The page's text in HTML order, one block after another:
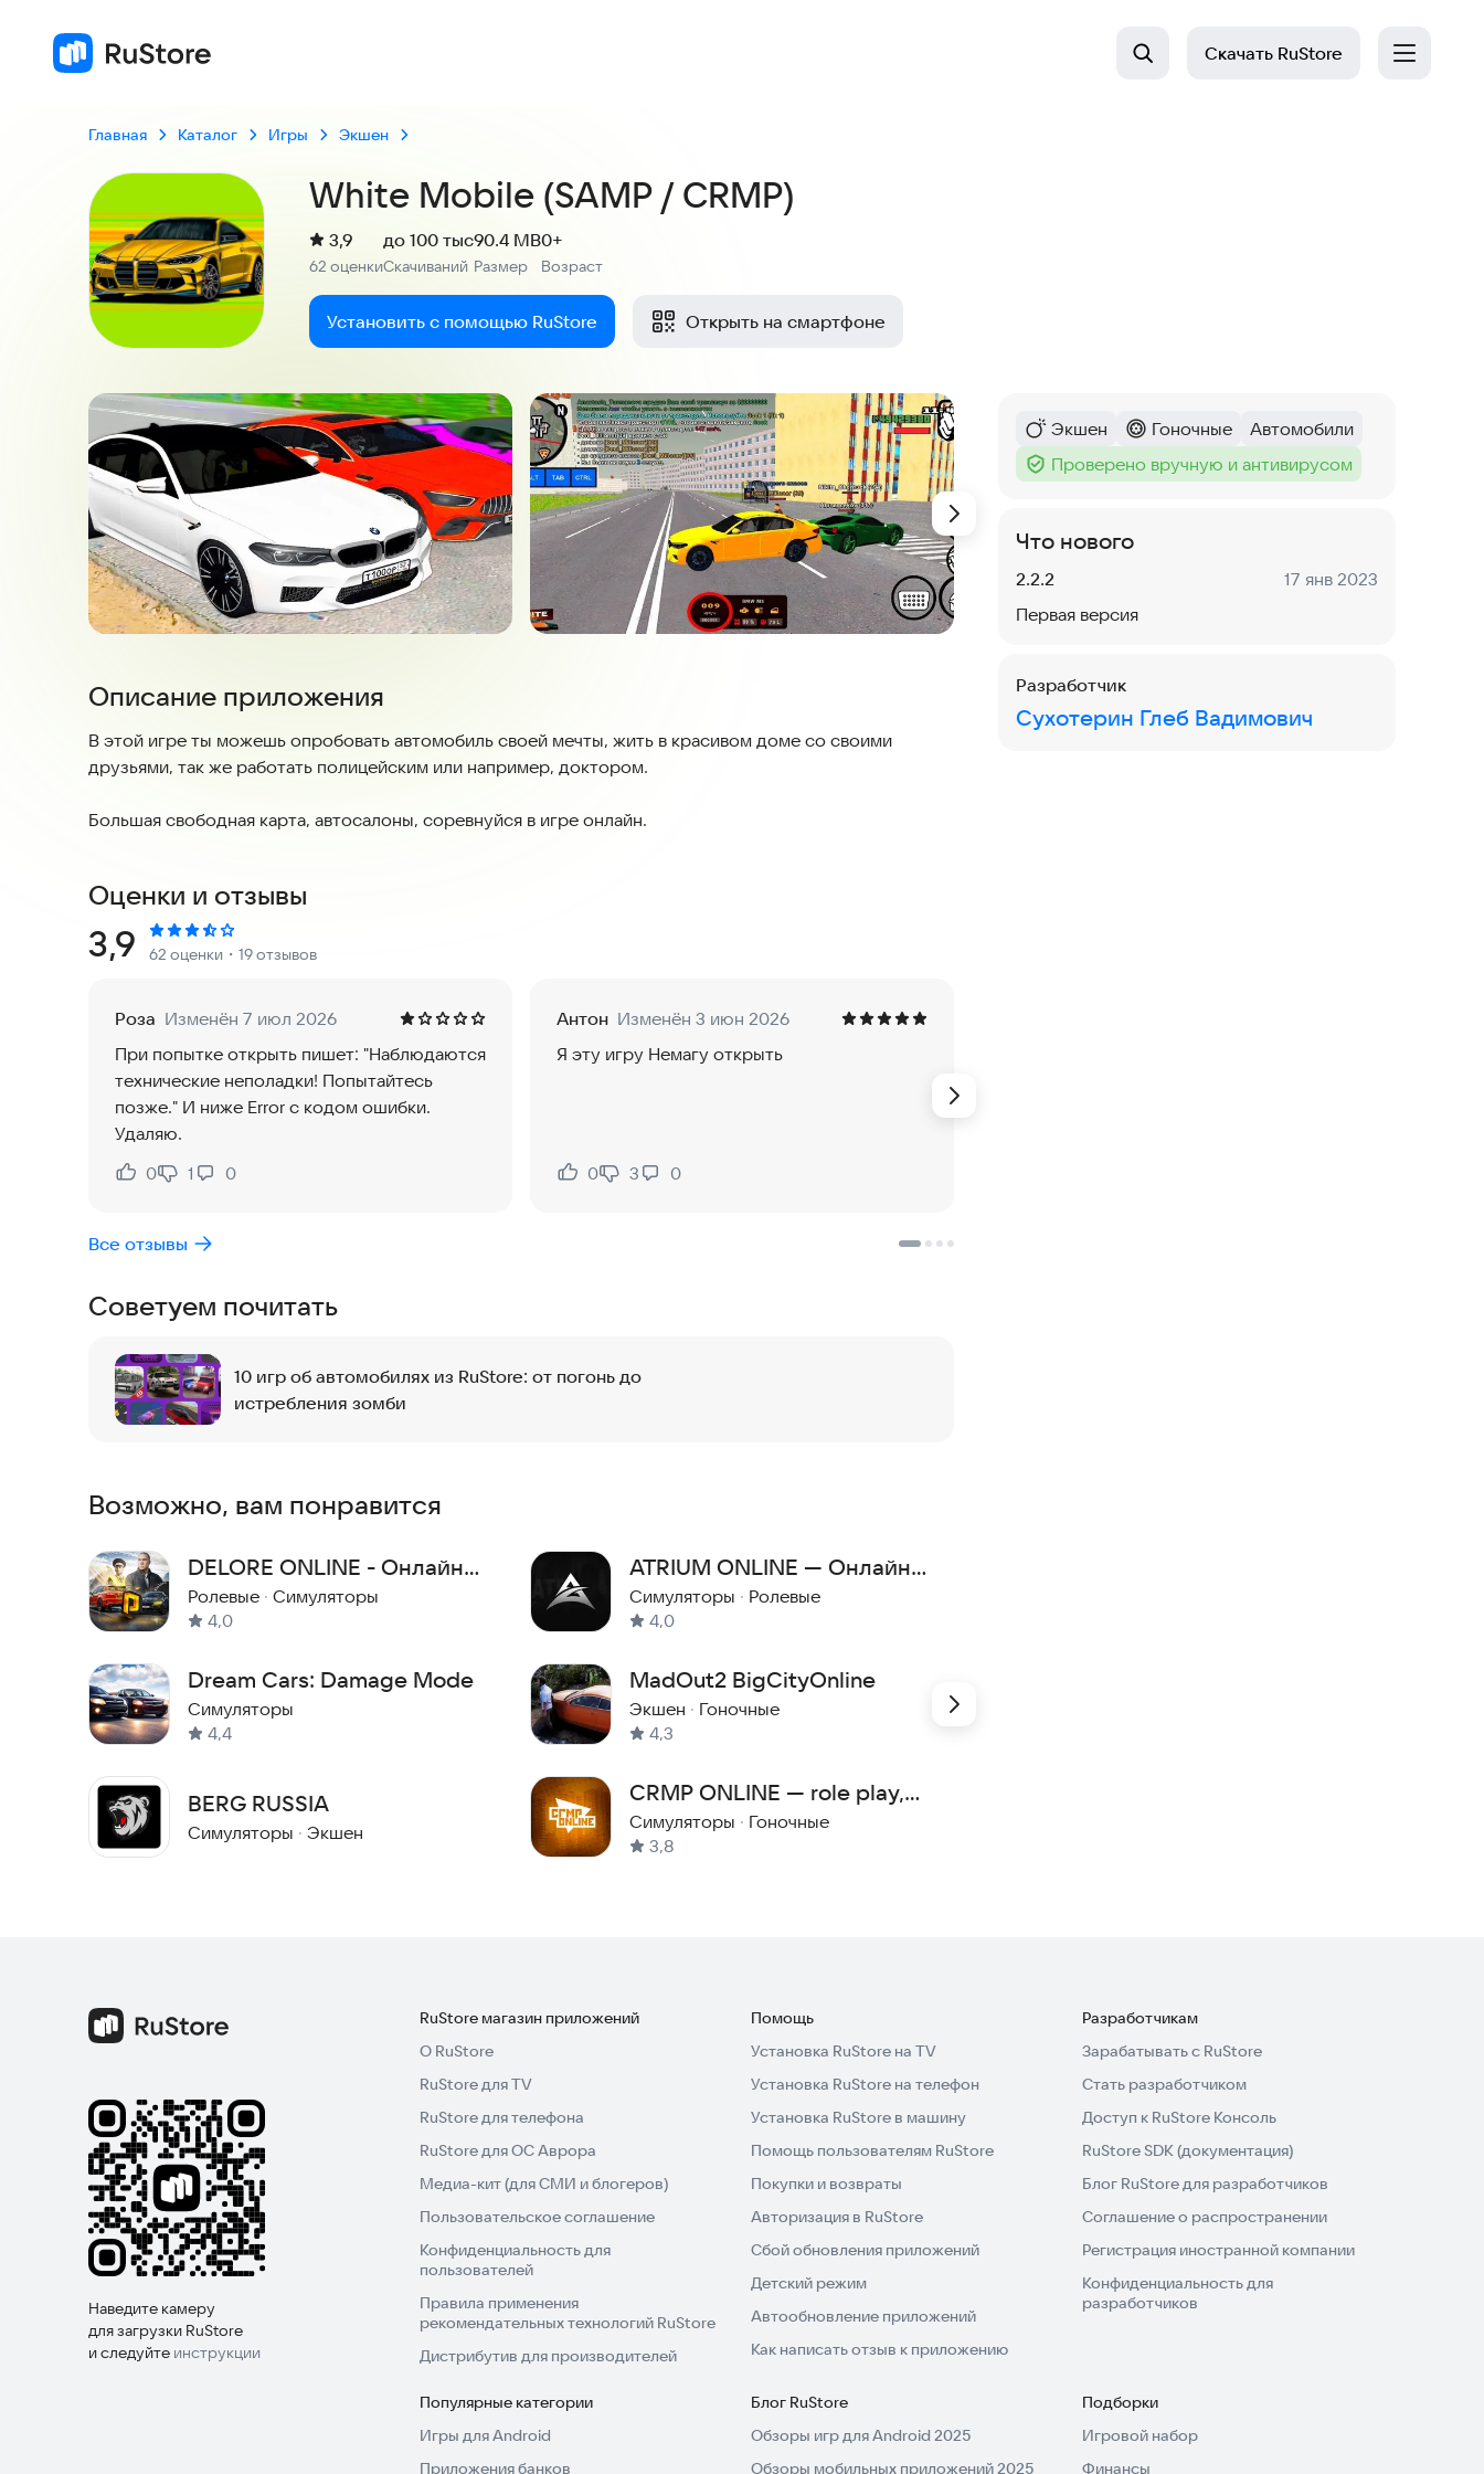
Скачать RuStore
Главная Каталог Игры Экшен
White Mobile (SAMP / CRMP)
Рейтинг:
3,9
62 оценкиСкачиваний
до 100 тыс
Размер
90.4 MB
Возраст
0+
Установить с помощью RuStore Открыть на смартфоне
Скриншоты
Описание приложения
В этой игре ты можешь опробовать автомобиль своей мечты, жить в красивом доме со своими
друзьями, так же работать полицейским или например, доктором.
Большая свободная карта, автосалоны, соревнуйся в игре онлайн.
Оценки и отзывы
Рейтинг:
3,9 62 оценки ・19 отзывов
Роза Изменён 7 июл 2026
При попытке открыть пишет: "Наблюдаются
технические неполадки! Попытайтесь
позже." И ниже Error с кодом ошибки.
Удаляю.
Нравится:
0
Не нравится:
1 0
Антон Изменён 3 июн 2026
Я эту игру Немагу открыть
Нравится:
0
Не нравится:
3 0
Все отзывы
Советуем почитать
10 игр об автомобилях из RuStore: от погонь до
истребления зомби
Возможно, вам понравится
DELORE ONLINE - Онлайн
игра (CRMP)
Ролевые · Симуляторы
4,0
Dream Cars: Damage Mode
Симуляторы
4,4
BERG RUSSIA
Симуляторы · Экшен
ATRIUM ONLINE — Онлайн
игра
Симуляторы · Ролевые
4,0
MadOut2 BigCityOnline
Экшен · Гоночные
4,3
CRMP ONLINE — role play,
гонки, торговля
Симуляторы · Гоночные
3,8
Категория
Экшен
Категория:
Гоночные
Тег:
Автомобили
Тег :
Проверено вручную и антивирусом
Что нового
Версия:
2.2.2 Дата:
17 янв 2023
Первая версия
Разработчик
Сухотерин Глеб Вадимович
Наведите камеру
для загрузки RuStore
и следуйте инструкции
RuStore магазин приложений
О RuStore
RuStore для TV
RuStore для телефона
RuStore для ОС Аврора
Медиа-кит (для СМИ и блогеров)
Пользовательское соглашение
Конфиденциальность для
пользователей
Правила применения
рекомендательных технологий RuStore
Дистрибутив для производителей
Помощь
Установка RuStore на TV
Установка RuStore на телефон
Установка RuStore в машину
Помощь пользователям RuStore
Покупки и возвраты
Авторизация в RuStore
Сбой обновления приложений
Детский режим
Автообновление приложений
Как написать отзыв к приложению
Разработчикам
Зарабатывать с RuStore
Стать разработчиком
Доступ к RuStore Консоль
RuStore SDK (документация)
Блог RuStore для разработчиков
Соглашение о распространении
Регистрация иностранной компании
Конфиденциальность для
разработчиков
Популярные категории
Игры для Android
Приложения банков
Блог RuStore
Обзоры игр для Android 2025
Обзоры мобильных приложений 2025
Подборки
Игровой набор
Финансы